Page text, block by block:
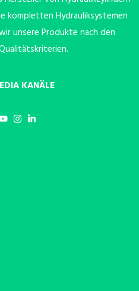
kompletten Hydrauliksystemen
unsere Produkte nach den
KANÄLE